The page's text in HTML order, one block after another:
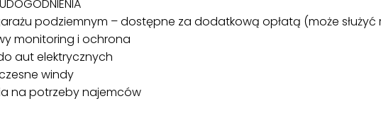
podziemnym – dostępne za dodatkową opłatą (może służyć
monitoring i ochrona
aut elektrycznych
windy
na potrzeby najemców